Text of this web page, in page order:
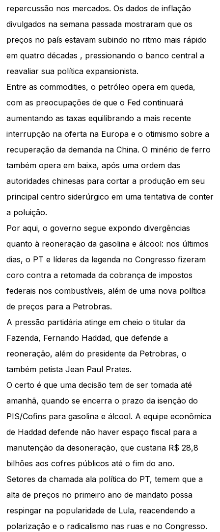
repercussão nos mercados. Os dados de inflação
divulgados na semana passada mostraram que os
preços no país estavam subindo no ritmo mais rápido
em quatro décadas , pressionando o banco central a
reavaliar sua política expansionista.
Entre as commodities, o petróleo opera em queda,
com as preocupações de que o Fed continuará
aumentando as taxas equilibrando a mais recente
interrupção na oferta na Europa e o otimismo sobre a
recuperação da demanda na China. O minério de ferro
também opera em baixa, após uma ordem das
autoridades chinesas para cortar a produção em seu
principal centro siderúrgico em uma tentativa de conter
a poluição.
Por aqui, o governo segue expondo divergências
quanto à reoneração da gasolina e álcool: nos últimos
dias, o PT e líderes da legenda no Congresso fizeram
coro contra a retomada da cobrança de impostos
federais nos combustíveis, além de uma nova política
de preços para a Petrobras.
A pressão partidária atinge em cheio o titular da
Fazenda, Fernando Haddad, que defende a
reoneração, além do presidente da Petrobras, o
também petista Jean Paul Prates.
O certo é que uma decisão tem de ser tomada até
amanhã, quando se encerra o prazo da isenção do
PIS/Cofins para gasolina e álcool. A equipe econômica
de Haddad defende não haver espaço fiscal para a
manutenção da desoneração, que custaria R$ 28,8
bilhões aos cofres públicos até o fim do ano.
Setores da chamada ala política do PT, temem que a
alta de preços no primeiro ano de mandato possa
respingar na popularidade de Lula, reacendendo a
polarização e o radicalismo nas ruas e no Congresso.